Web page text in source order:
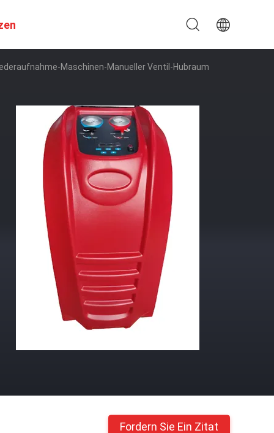
Maschinen-Manueller Ventil-Hubraum
Fordern Sie Ein Zitat